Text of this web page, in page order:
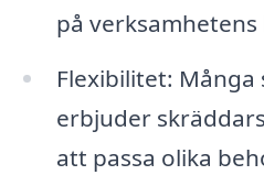
på
Flexibilitet:
erbjuder
att passa olika